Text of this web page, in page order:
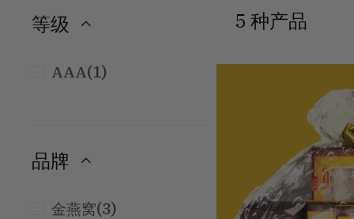
等级
AAA(1)
品牌
金燕窝(3)
5 种产品